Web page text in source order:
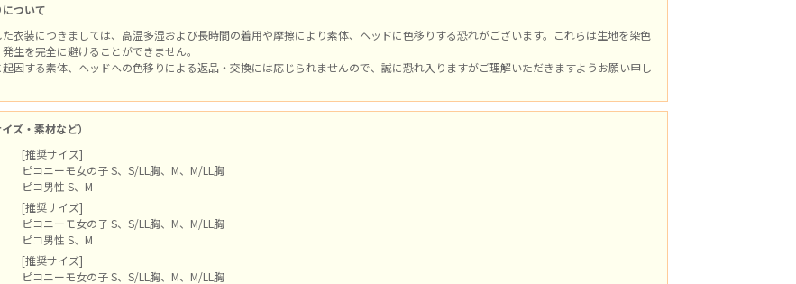
ついて
衣装につきましては、高温多湿および長時間の着用や摩擦により素体、ヘッドに色移りする恐れがございます。これらは生地を染色
生を完全に避けることができません。
因する素体、ヘッドへの色移りによる返品・交換には応じられませんので、誠に恐れ入りますがご理解いただきますようお願い申し
ズ・素材など）
[推奨サイズ]
ピコニーモ女の子 S、S/LL胸、M、M/LL胸
ピコ男性 S、M
[推奨サイズ]
ピコニーモ女の子 S、S/LL胸、M、M/LL胸
ピコ男性 S、M
[推奨サイズ]
ピコニーモ女の子 S、S/LL胸、M、M/LL胸